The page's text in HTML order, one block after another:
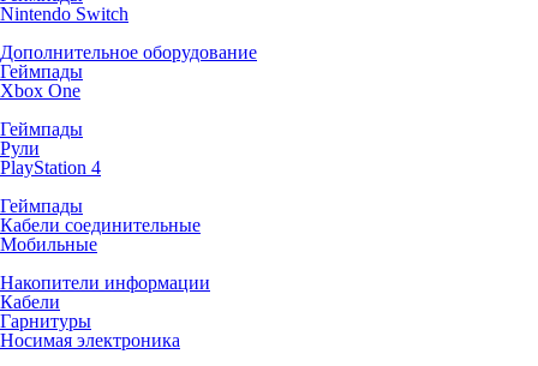
Nintendo Switch
Дополнительное оборудование
Геймпады
Xbox One
Геймпады
Рули
PlayStation 4
Геймпады
Кабели соединительные
Мобильные
Накопители информации
Кабели
Гарнитуры
Носимая электроника